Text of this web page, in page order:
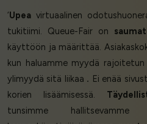
‘Upea virtuaalinen
tukitiimi. Queue-Fair on
käyttöön ja määrittää.
kun haluamme myydä
ylimyydä sitä liikaa . Ei enää
korien lisäämisessä.
tunsimme hallitsevamme